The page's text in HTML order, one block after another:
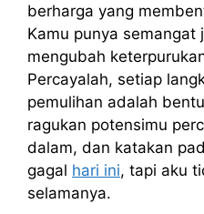
berharga yang
Kamu punya semangat
mengubah
Percayalah, setiap
pemulihan adalah
ragukan potensimu
dalam, dan katakan
gagal hari ini, tapi aku
selamanya.